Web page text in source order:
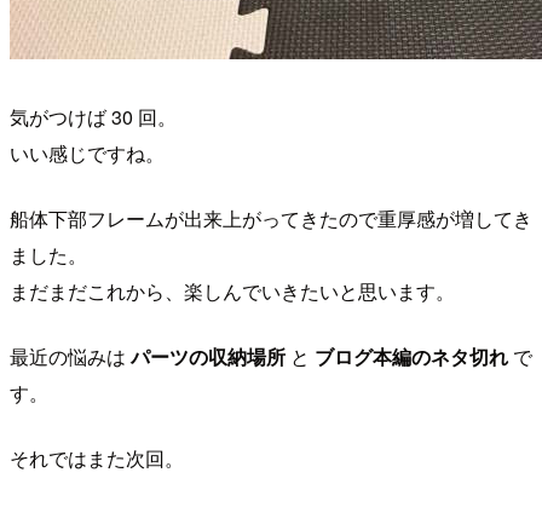
気がつけば 30 回。
いい感じですね。
船体下部フレームが出来上がってきたので重厚感が増してき
ました。
まだまだこれから、楽しんでいきたいと思います。
最近の悩みはパーツの収納場所 と ブログ本編のネタ切れ で
す。
それではまた次回。